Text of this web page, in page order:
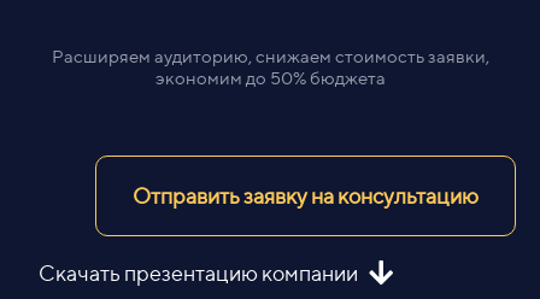
Расширяем аудиторию, снижаем стоимость заявки,
экономим до 50% бюджета
Отправить заявку на консультацию
Скачать презентацию компании